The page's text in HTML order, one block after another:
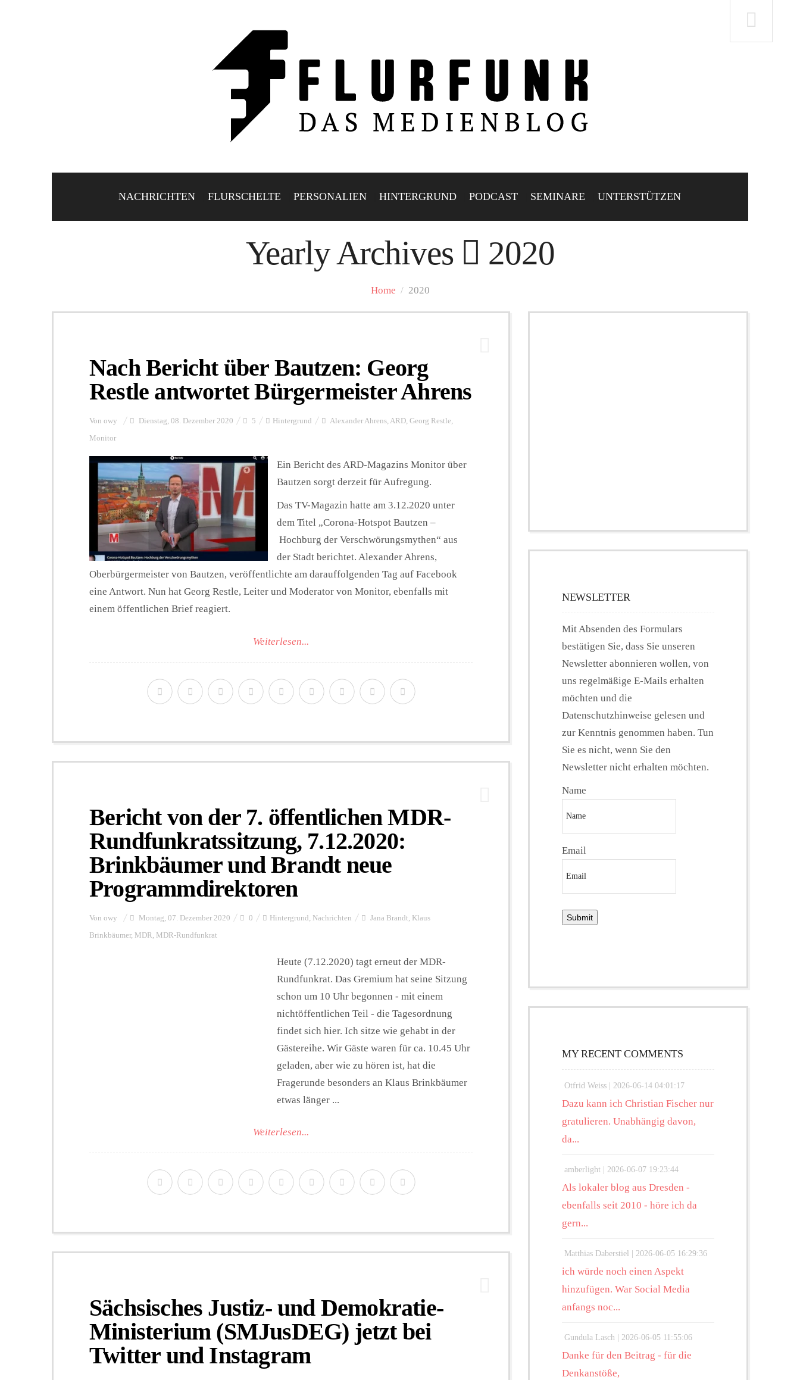
NACHRICHTEN FLURSCHELTE PERSONALIEN HINTERGRUND PODCAST SEMINARE UNTERSTÜTZEN
Yearly Archives 2020
Home / 2020
Nach Bericht über Bautzen: Georg
Restle antwortet Bürgermeister Ahrens
Von owy Dienstag, 08. Dezember 2020 5 Hintergrund Alexander Ahrens, ARD, Georg Restle,
Monitor
Ein Bericht des ARD-Magazins Monitor über
Bautzen sorgt derzeit für Aufregung.
Das TV-Magazin hatte am 3.12.2020 unter
dem Titel „Corona-Hotspot Bautzen –
Hochburg der Verschwörungsmythen“ aus
der Stadt berichtet. Alexander Ahrens,
Oberbürgermeister von Bautzen, veröffentlichte am darauffolgenden Tag auf Facebook
eine Antwort. Nun hat Georg Restle, Leiter und Moderator von Monitor, ebenfalls mit
einem öffentlichen Brief reagiert.
Weiterlesen...
Bericht von der 7. öffentlichen MDR-
Rundfunkratssitzung, 7.12.2020:
Brinkbäumer und Brandt neue
Programmdirektoren
Von owy Montag, 07. Dezember 2020 0 Hintergrund Nachrichten Jana Brandt Klaus
Brinkbäumer, MDR MDR-Rundfunkrat
Heute (7.12.2020) tagt erneut der MDR-
Rundfunkrat. Das Gremium hat seine Sitzung
schon um 10 Uhr begonnen - mit einem
nichtöffentlichen Teil - die Tagesordnung
findet sich hier. Ich sitze wie gehabt in der
Gästereihe. Wir Gäste waren für ca. 10.45 Uhr
geladen, aber wie zu hören ist, hat die
Fragerunde besonders an Klaus Brinkbäumer
etwas länger ...
Weiterlesen...
Sächsisches Justiz- und Demokratie-
Ministerium (SMJusDEG) jetzt bei
Twitter und Instagram
NEWSLETTER
Mit Absenden des Formulars
bestätigen Sie, dass Sie unseren
Newsletter abonnieren wollen, von
uns regelmäßige E-Mails erhalten
möchten und die
Datenschutzhinweise gelesen und
zur Kenntnis genommen haben. Tun
Sie es nicht, wenn Sie den
Newsletter nicht erhalten möchten.
Name
Email
MY RECENT COMMENTS
Otfrid Weiss | 2026-06-14 04:01:17
Dazu kann ich Christian Fischer nur
gratulieren. Unabhängig davon,
da...
amberlight | 2026-06-07 19:23:44
Als lokaler blog aus Dresden -
ebenfalls seit 2010 - höre ich da
gern...
Matthias Daberstiel | 2026-06-05 16:29:36
ich würde noch einen Aspekt
hinzufügen. War Social Media
anfangs noc...
Gundula Lasch | 2026-06-05 11:55:06
Danke für den Beitrag - für die
Denkanstöße,